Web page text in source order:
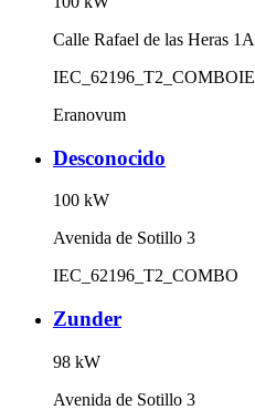
Calle Rafael de las Heras 1A
IEC_62196_T2_COMBO
Eranovum
Desconocido
100 kW
Avenida de Sotillo 3
IEC_62196_T2_COMBO
Zunder
98 kW
Avenida de Sotillo 3